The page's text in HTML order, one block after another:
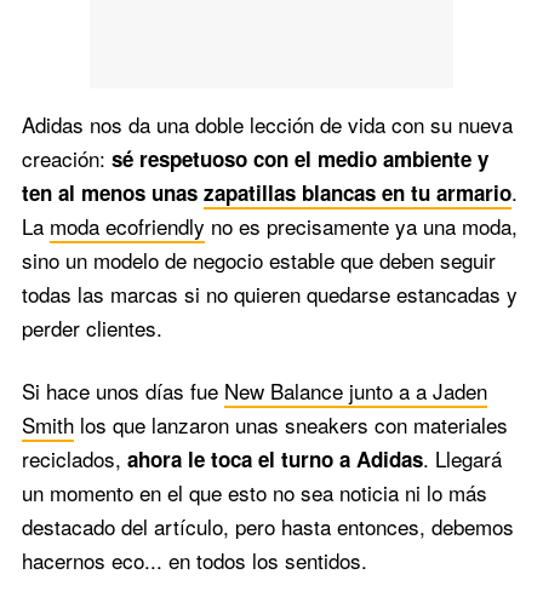
Adidas nos da una doble lección de vida con su nueva
creación: sé respetuoso con el medio ambiente y
ten al menos unas zapatillas blancas en tu armario.
La moda ecofriendly no es precisamente ya una moda,
sino un modelo de negocio estable que deben seguir
todas las marcas si no quieren quedarse estancadas y
perder clientes.
Si hace unos días fue New Balance junto a a Jaden
Smithlos que lanzaron unas sneakers con materiales
reciclados, ahora le toca el turno a Adidas. Llegará
un momento en el que esto no sea noticia ni lo más
destacado del artículo, pero hasta entonces, debemos
hacernos eco... en todos los sentidos.